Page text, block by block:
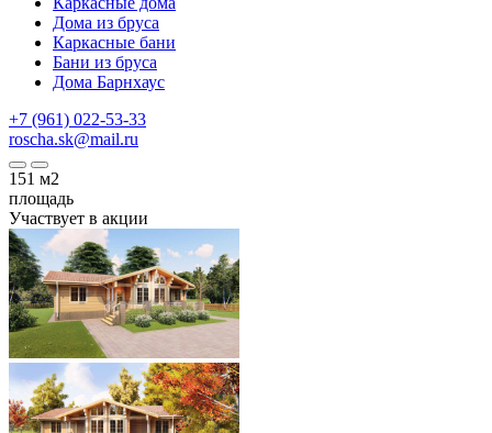
Дома из бруса
Каркасные бани
Бани из бруса
Дома Барнхаус
+7 (961) 022-53-33
roscha.sk@mail.ru
151 м2
площадь
Участвует в акции